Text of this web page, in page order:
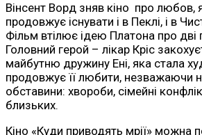
Вінсент Ворд зняв кіно про любов,
продовжує існувати і в Пеклі, і в
Фільм втілює ідею Платона про дві
Головний герой – лікар Кріс
майбутню дружину Ені, яка стала
продовжує її любити, незважаючи на
обставини: хвороби, сімейні
близьких.
Кіно «Куди приводять мрії» можна